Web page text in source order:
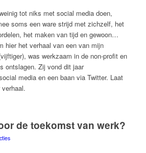
tot niks met social media doen,
soms een ware strijd met zichzelf, het
het maken van tijd en gewoon…
hier het verhaal van een van mijn
was werkzaam in de non-profit en
ontslagen. Zij vond dit jaar
media en een baan via Twitter. Laat
de toekomst van werk?